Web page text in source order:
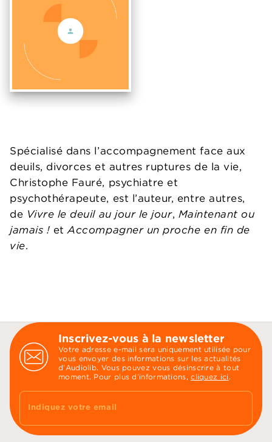
Spécialisé dans l’accompagnement face aux
deuils, divorces et autres ruptures de la vie,
Christophe Fauré, psychiatre et
psychothérapeute, est l’auteur, entre autres,
de Vivre le deuil au jour le jour, Maintenant ou
jamais ! etAccompagner un proche en fin de
vie.
Inscrivez-vous à la newsletter
Votre adresse e-mail sera uniquement utilisée pour
vous envoyer des informations sur les actualités
d'Audiolib. Vous pouvez vous désinscrire à tout
moment. Pour plus d’informations,cliquez ici .
Indiquez votre email